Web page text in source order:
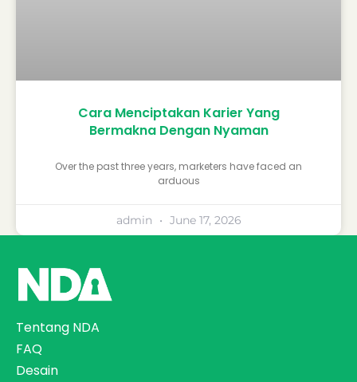
Cara Menciptakan Karier Yang
Bermakna Dengan Nyaman
Over the past three years, marketers have faced an
arduous
admin June 17, 2026
Tentang NDA
FAQ
Desain